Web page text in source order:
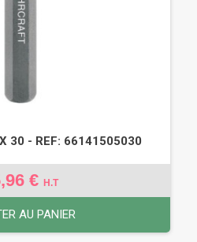
30 - REF: 66141505030
€ H.T
AU PANIER